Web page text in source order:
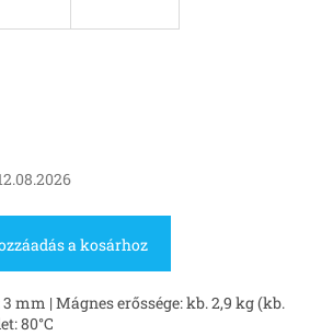
a kosárhoz
mm | Mágnes erőssége: kb. 2,9 kg (kb.
80°C